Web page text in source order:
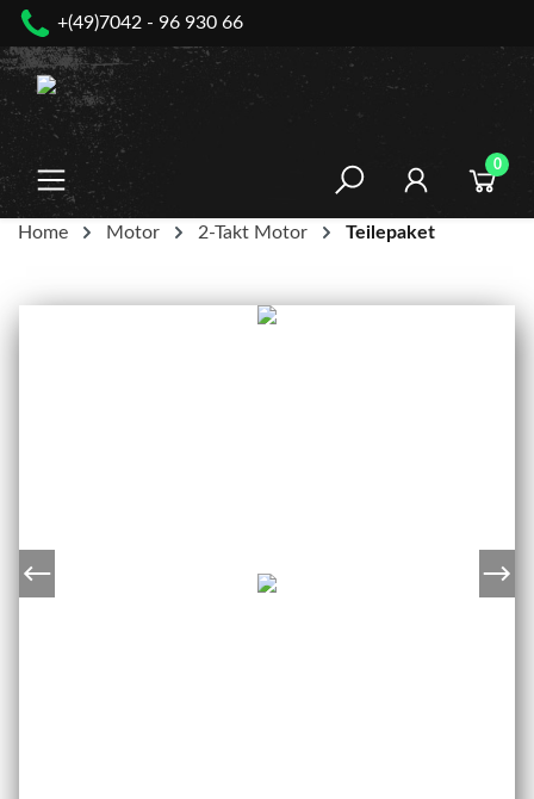
springen
+(49)7042 - 96 930 66
0
Home Motor 2-Takt Motor Teilepaket